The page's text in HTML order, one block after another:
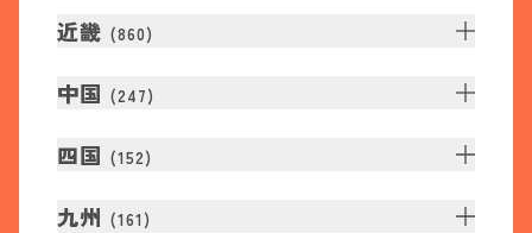
近畿 (860)
中国 (247)
四国 (152)
九州 (161 )